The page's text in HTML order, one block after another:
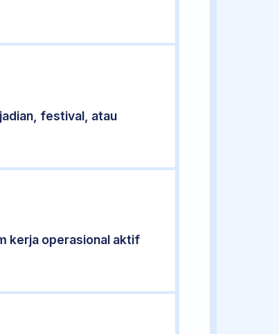
festival, atau
kerja operasional aktif